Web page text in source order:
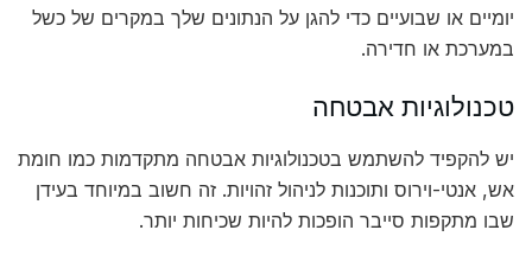
יומיים או שבועיים כדי להגן על הנתונים שלך במקרים של כשל
במערכת או חדירה.
טכנולוגיות אבטחה
יש להקפיד להשתמש בטכנולוגיות אבטחה מתקדמות כמו חומת
אש, אנטי-וירוס ותוכנות לניהול זהויות. זה חשוב במיוחד בעידן
שבו מתקפות סייבר הופכות להיות שכיחות יותר.